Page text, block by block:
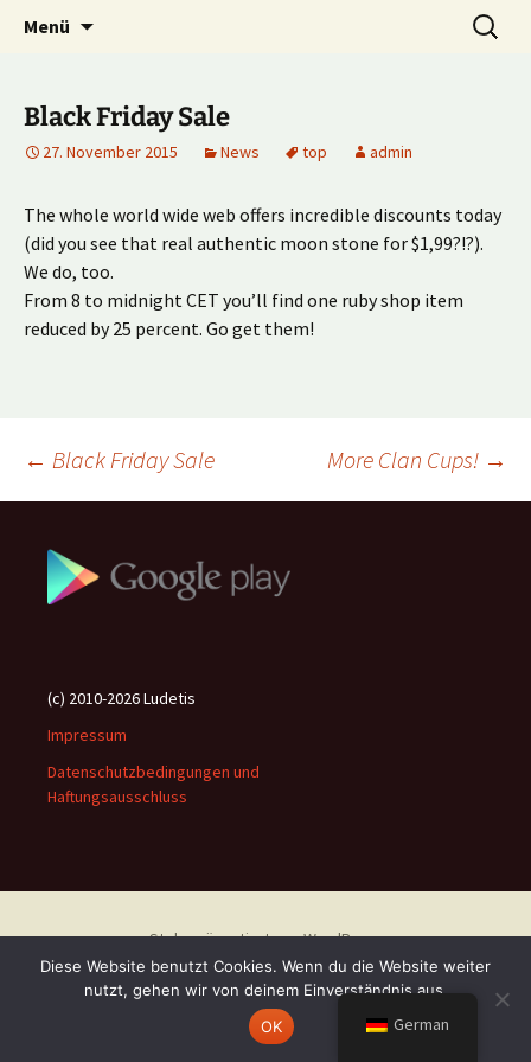
Kick it out!
Multiplayer Football Manager
Menü
Suche
nach:
Black Friday Sale
27. November 2015 News top admin
The whole world wide web offers incredible discounts today
(did you see that real authentic moon stone for $1,99?!?).
We do, too.
From 8 to midnight CET you’ll find one ruby shop item
reduced by 25 percent. Go get them!
Beitragsnavigation
← Black Friday Sale More Clan Cups! →
(c) 2010-2026 Ludetis
Impressum
Datenschutzbedingungen und
Haftungsausschluss
Stolz präsentiert von WordPress
German
Diese Website benutzt Cookies. Wenn du die Website weiter
nutzt, gehen wir von deinem Einverständnis aus.
OK